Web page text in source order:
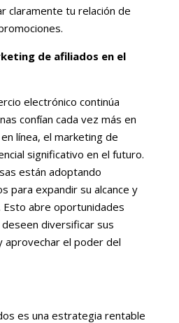
claramente tu relación de
de afiliados en el
electrónico continúa
confían cada vez más en
línea, el marketing de
significativo en el futuro.
están adoptando
para expandir su alcance y
abre oportunidades
diversificar sus
el poder del
es una estrategia rentable